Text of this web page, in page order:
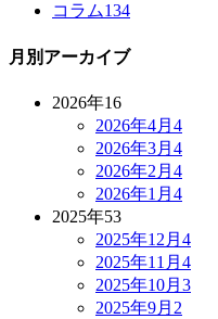
コラム134
月別アーカイブ
2026年16
2026年4月 4
2026年3月 4
2026年2月 4
2026年1月 4
2025年53
2025年12月 4
2025年11月 4
2025年10月 3
2025年9月 2